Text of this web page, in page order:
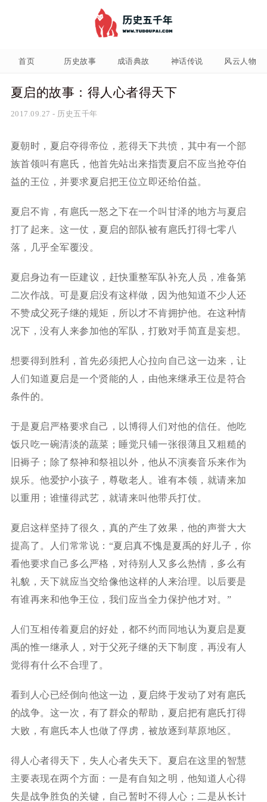
首页 历史故事 成语典故 神话传说 风云人物
夏启的故事：得人心者得天下
2017.09.27 - 历史五千年
夏朝时，夏启夺得帝位，惹得天下共愤，其中有一个部
族首领叫有扈氏，他首先站出来指责夏启不应当抢夺伯
益的王位，并要求夏启把王位立即还给伯益。
夏启不肯，有扈氏一怒之下在一个叫甘泽的地方与夏启
打了起来。这一仗，夏启的部队被有扈氏打得七零八
落，几乎全军覆没。
夏启身边有一臣建议，赶快重整军队补充人员，准备第
二次作战。可是夏启没有这样做，因为他知道不少人还
不赞成父死子继的规矩，所以才不肯拥护他。在这种情
况下，没有人来参加他的军队，打败对手简直是妄想。
想要得到胜利，首先必须把人心拉向自己这一边来，让
人们知道夏启是一个贤能的人，由他来继承王位是符合
条件的。
于是夏启严格要求自己，以博得人们对他的信任。他吃
饭只吃一碗清淡的蔬菜；睡觉只铺一张很薄且又粗糙的
旧褥子；除了祭神和祭祖以外，他从不演奏音乐来作为
娱乐。他爱护小孩子，尊敬老人。谁有本领，就请来加
以重用；谁懂得武艺，就请来叫他带兵打仗。
夏启这样坚持了很久，真的产生了效果，他的声誉大大
提高了。人们常常说：“夏启真不愧是夏禹的好儿子，你
看他要求自己多么严格，对待别人又多么热情，多么有
礼貌，天下就应当交给像他这样的人来治理。以后要是
有谁再来和他争王位，我们应当全力保护他才对。”
人们互相传着夏启的好处，都不约而同地认为夏启是夏
禹的惟一继承人，对于父死子继的天下制度，再没有人
觉得有什么不合理了。
看到人心已经倒向他这一边，夏启终于发动了对有扈氏
的战争。这一次，有了群众的帮助，夏启把有扈氏打得
大败，有扈氏本人也做了俘虏，被放逐到草原地区。
得人心者得天下，失人心者失天下。夏启在这里的智慧
主要表现在两个方面：一是有自知之明，他知道人心得
失是战争胜负的关键，自己暂时不得人心；二是从长计